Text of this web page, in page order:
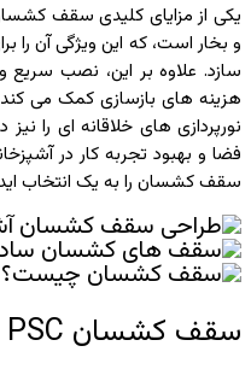
یکی از مزایای کلیدی سقف
و بخار است، که این ویژگی آن
سازد. علاوه بر این، نصب
هزینه‌ های بازسازی کمک می‌
نورپردازی‌ های خلاقانه‌ ای را
فضا و بهبود تجربه کار در
سقف کشسان را به یک انتخاب
سقف کشسان PSC